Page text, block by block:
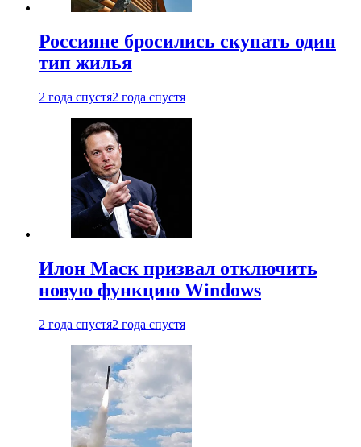
Россияне бросились скупать один
тип жилья
2 года спустя2 года спустя
Илон Маск призвал отключить
новую функцию Windows
2 года спустя2 года спустя